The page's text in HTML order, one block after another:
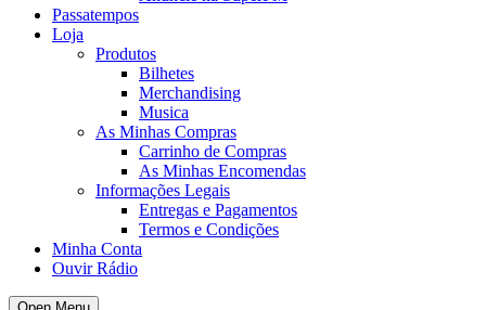
Passatempos
Loja
Produtos
Bilhetes
Merchandising
Musica
As Minhas Compras
Carrinho de Compras
As Minhas Encomendas
Informações Legais
Entregas e Pagamentos
Termos e Condições
Minha Conta
Ouvir Rádio